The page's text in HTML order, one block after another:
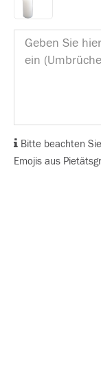
Bitte beachten
Emojis aus